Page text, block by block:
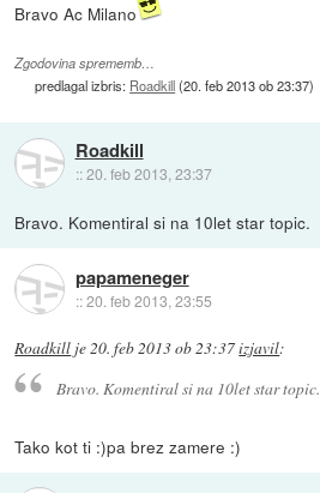
Bravo Ac Milano
Zgodovina sprememb…
predlagal izbris: Roadkill(20. feb 2013 ob 23:37)
Roadkill
::20. feb 2013, 23:37
Bravo. Komentiral si na 10let star topic.
papameneger
::20. feb 2013, 23:55
Roadkill je20. feb 2013 ob 23:37izjavil:
Bravo. Komentiral si na 10let star topic.
Tako kot ti :)pa brez zamere :)